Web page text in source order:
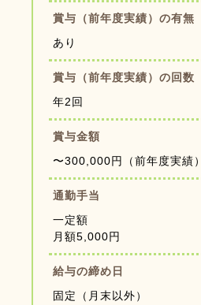
賞与（前年度実績）の有無
あり
賞与（前年度実績）の回数
年2回
賞与金額
〜300,000円（前年度実績）
通勤手当
一定額
月額5,000円
給与の締め日
固定（月末以外）